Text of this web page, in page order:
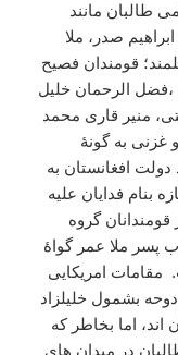
طالبان مانند
صدر، ملا
قومندان فصیح
،فضل الرحمان خلیل
منیر قاری محمد
غزنی به گونۀ
افغانستان به
بنام فدایان علیه
گروه
پسر ملا عمر گواۀ
مقامات امریکایی
بشمول خلیلزاد
اما بخاطر که
در میدان های